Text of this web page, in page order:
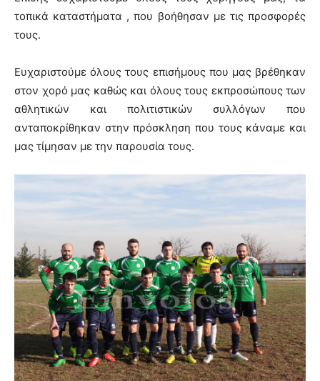
τοπικά καταστήματα , που βοήθησαν με τις προσφορές
τους.
Ευχαριστούμε όλους τους επισήμους που μας βρέθηκαν
στον χορό μας καθώς και όλους τους εκπροσώπους των
αθλητικών και πολιτιστικών συλλόγων που
ανταποκρίθηκαν στην πρόσκληση που τους κάναμε και
μας τίμησαν με την παρουσία τους.